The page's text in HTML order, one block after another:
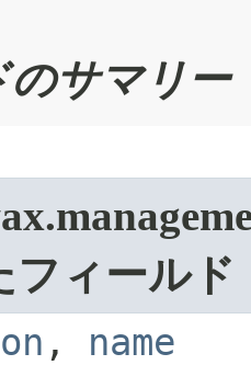
のサマリー
フィールド
, name